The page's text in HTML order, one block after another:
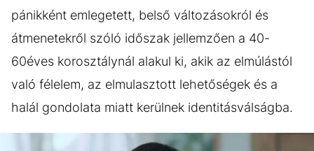
pánikként emlegetett, belső változásokról és
átmenetekről szóló időszak jellemzően a 40-
60éves korosztálynál alakul ki, akik az elmúlástól
való félelem, az elmulasztott lehetőségek és a
halál gondolata miatt kerülnek identitásválságba.